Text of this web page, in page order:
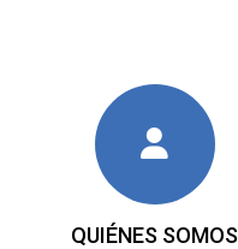
QUIÉNES SOMOS